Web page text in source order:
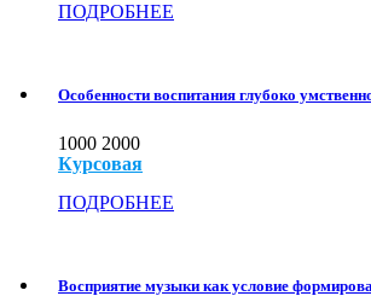
ПОДРОБНЕЕ
Особенности воспитания глубоко
1000 2000
Курсовая
ПОДРОБНЕЕ
Восприятие музыки как условие